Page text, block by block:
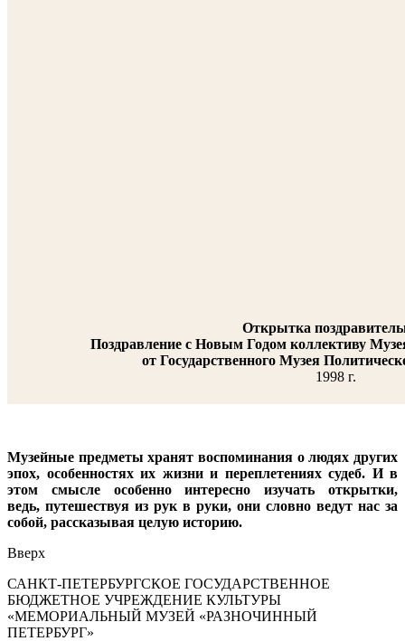
Открытка
Поздравление с Новым Годом коллективу
от Государственного Музея
1998 г.
Музейные предметы хранят воспоминания о людях других
эпох, особенностях их жизни и переплетениях судеб. И в
этом смысле особенно интересно изучать открытки,
ведь, путешествуя из рук в руки, они словно ведут нас за
собой, рассказывая целую историю.
Вверх
САНКТ-ПЕТЕРБУРГСКОЕ ГОСУДАРСТВЕННОЕ
БЮДЖЕТНОЕ УЧРЕЖДЕНИЕ КУЛЬТУРЫ
«МЕМОРИАЛЬНЫЙ МУЗЕЙ «РАЗНОЧИННЫЙ
ПЕТЕРБУРГ»